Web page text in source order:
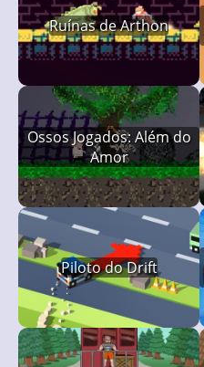
Ruínas de Arthon
Ossos Jogados: Além do
Amor
Piloto do Drift